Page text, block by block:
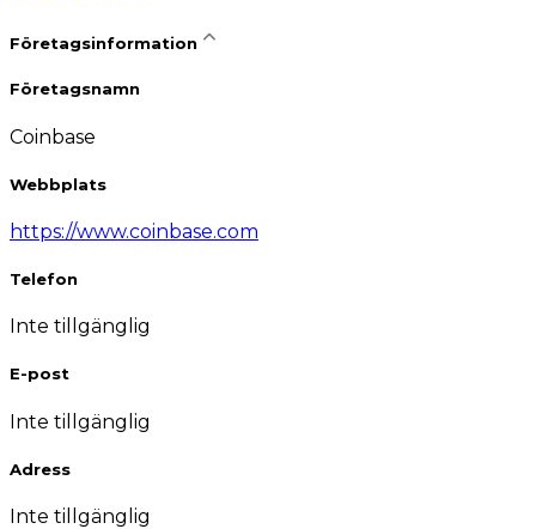
Företagsinformation
Företagsnamn
Coinbase
Webbplats
https://www.coinbase.com
Telefon
Inte tillgänglig
E-post
Inte tillgänglig
Adress
Inte tillgänglig